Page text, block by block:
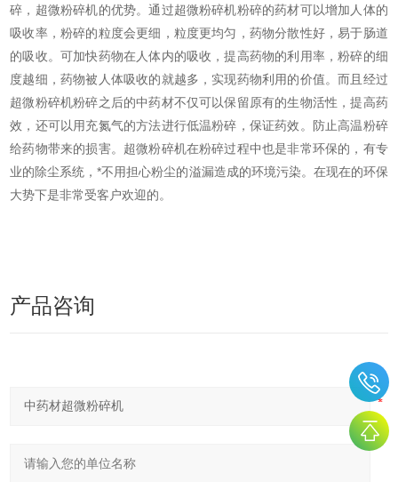
碎，超微粉碎机的优势。通过超微粉碎机粉碎的药材可以增加人体的
吸收率，粉碎的粒度会更细，粒度更均匀，药物分散性好，易于肠道
的吸收。可加快药物在人体内的吸收，提高药物的利用率，粉碎的细
度越细，药物被人体吸收的就越多，实现药物利用的价值。而且经过
超微粉碎机粉碎之后的中药材不仅可以保留原有的生物活性，提高药
效，还可以用充氮气的方法进行低温粉碎，保证药效。防止高温粉碎
给药物带来的损害。超微粉碎机在粉碎过程中也是非常环保的，有专
业的除尘系统，*不用担心粉尘的溢漏造成的环境污染。在现在的环保
大势下是非常受客户欢迎的。
产品咨询